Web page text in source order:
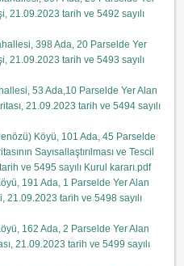
21.09.2023 tarih ve 5492 sayılı
398 Ada, 20 Parselde Yer
21.09.2023 tarih ve 5493 sayılı
53 Ada,10 Parselde Yer Alan
21.09.2023 tarih ve 5494 sayılı
Köyü, 101 Ada, 45 Parselde
Sayısallaştırılması ve Tescil
ve 5495 sayılı Kurul kararı.pdf
191 Ada, 1 Parselde Yer Alan
21.09.2023 tarih ve 5498 sayılı
162 Ada, 2 Parselde Yer Alan
21.09.2023 tarih ve 5499 sayılı